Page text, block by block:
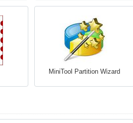
MiniTool Partition Wizard